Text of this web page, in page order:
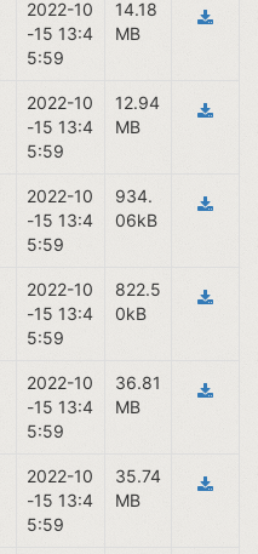
2022-10
-15 13:4
5:59
14.18
MB
2022-10
-15 13:4
5:59
12.94
MB
2022-10
-15 13:4
5:59
934.
06kB
2022-10
-15 13:4
5:59
822.5
0kB
2022-10
-15 13:4
5:59
36.81
MB
2022-10
-15 13:4
5:59
35.74
MB